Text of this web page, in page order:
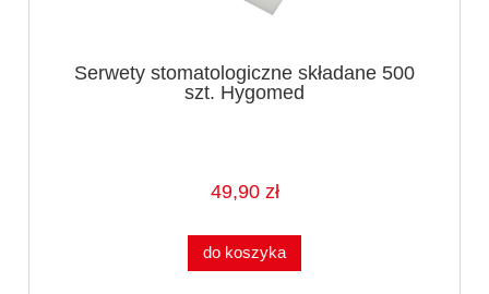
Serwety stomatologiczne składane 500
szt. Hygomed
49,90 zł
do koszyka